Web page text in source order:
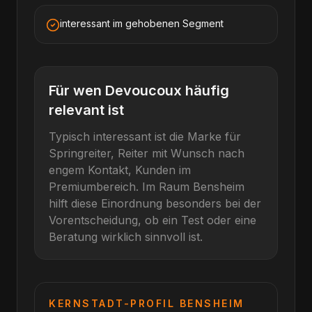
interessant im gehobenen Segment
Für wen Devoucoux häufig
relevant ist
Typisch interessant ist die Marke für
Springreiter, Reiter mit Wunsch nach
engem Kontakt, Kunden im
Premiumbereich. Im Raum Bensheim
hilft diese Einordnung besonders bei der
Vorentscheidung, ob ein Test oder eine
Beratung wirklich sinnvoll ist.
KERNSTADT-PROFIL BENSHEIM